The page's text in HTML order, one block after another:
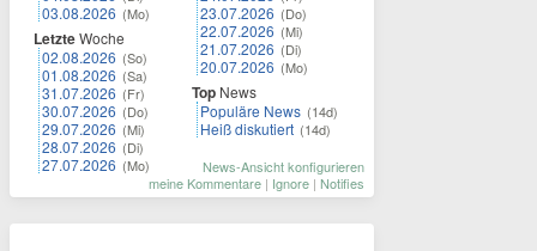
03.08.2026 (Mo)
LetzteWoche
02.08.2026 (So)
01.08.2026 (Sa)
31.07.2026 (Fr)
30.07.2026 (Do)
29.07.2026 (Mi)
28.07.2026 (Di)
27.07.2026 (Mo)
23.07.2026 (Do)
22.07.2026 (Mi)
21.07.2026 (Di)
20.07.2026 (Mo)
Top News
Populäre News (14d)
Heiß diskutiert (14d)
News-Ansicht konfigurieren
meine Kommentare | Ignore | Notifies